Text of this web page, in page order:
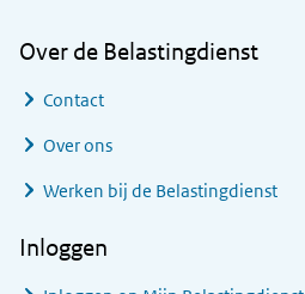
Over de Belastingdienst
Contact
Over ons
Werken bij de Belastingdienst
Inloggen